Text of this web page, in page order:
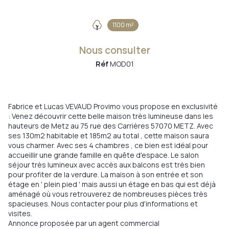
+4
1100 m²
Nous consulter
RéfMOD01
Fabrice et Lucas VEVAUD Provimo vous propose en exclusivité
: Venez découvrir cette belle maison très lumineuse dans les
hauteurs de Metz au 75 rue des Carrières 57070 METZ. Avec
ses 130m2 habitable et 185m2 au total , cette maison saura
vous charmer. Avec ses 4 chambres , ce bien est idéal pour
accueillir une grande famille en quête d'espace. Le salon
séjour très lumineux avec accès aux balcons est très bien
pour profiter de la verdure. La maison à son entrée et son
étage en ' plein pied ' mais aussi un étage en bas qui est déjà
aménagé où vous retrouverez de nombreuses pièces très
spacieuses. Nous contacter pour plus d'informations et
visites.
Annonce proposée par un agent commercial